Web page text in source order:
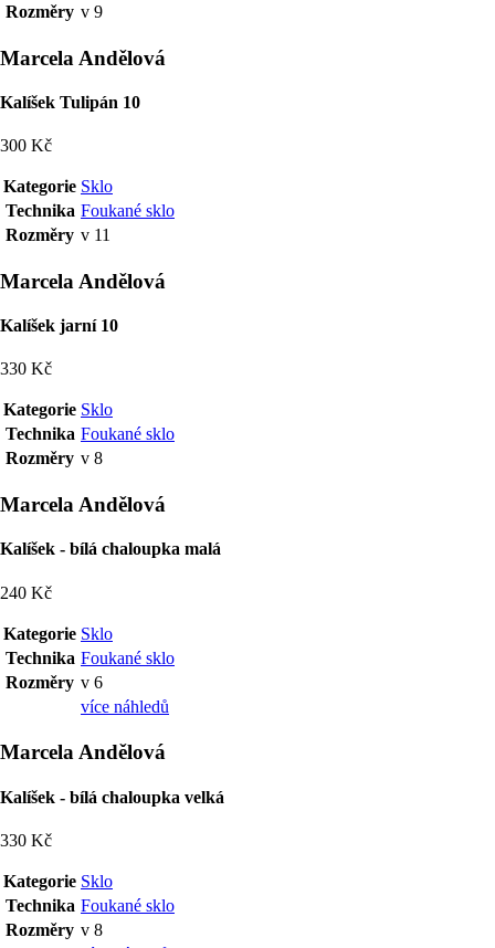
Rozměry v 9
Marcela Andělová
Kalíšek Tulipán 10
300 Kč
Kategorie Sklo
Technika Foukané sklo
Rozměry v 11
Marcela Andělová
Kalíšek jarní 10
330 Kč
Kategorie Sklo
Technika Foukané sklo
Rozměry v 8
Marcela Andělová
Kalíšek - bílá chaloupka malá
240 Kč
Kategorie Sklo
Technika Foukané sklo
Rozměry v 6
více náhledů
Marcela Andělová
Kalíšek - bílá chaloupka velká
330 Kč
Kategorie Sklo
Technika Foukané sklo
Rozměry v 8